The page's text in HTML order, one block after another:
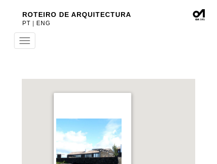
ROTEIRO DE ARQUITECTURA
PT ENG
Toggle
navigation